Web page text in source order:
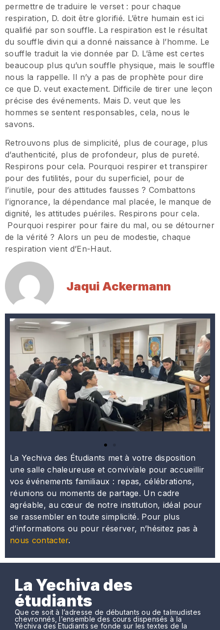
permettre de traduire le verset : pour chaque
respiration, D. doit être glorifié. L’être humain est ici
qualifié par son souffle. La respiration est le résultat
du souffle divin qui a donné naissance à l’homme. Le
souffle traduit la vie donnée par D. L’âme est certes
beaucoup plus qu’un souffle physique, mais le souffle
nous la rappelle. Il n’y a pas de prophète pour dire
ce que D. veut exactement. Difficile de tirer une leçon
précise des événements. Mais D. veut que les
hommes se sentent responsables, cela, nous le
savons.
Retrouvons plus de simplicité, plus de courage, plus
d’authenticité, plus de profondeur, plus de pureté.
Respirons pour cela. Pourquoi respirer et transpirer
pour des futilités, pour du superficiel, pour de
l’inutile, pour des attitudes fausses ? Combattons
l’ignorance, la dépendance mal placée, le manque de
dignité, les attitudes puériles. Respirons pour cela.
Pourquoi respirer pour faire du mal, ou se détourner
de la vérité ? Alors un peu de modestie, chaque
respiration vient d’En-Haut.
Jaqui Ackermann
La Yechiva des Étudiants met à votre disposition
une salle chaleureuse et conviviale pour accueillir
vos événements familiaux : repas, célébrations,
réunions ou moments de partage. Un cadre
agréable, au cœur de notre institution, idéal pour
se rassembler en toute simplicité. Pour plus
d’informations ou pour réserver, n’hésitez pas à
nous contacter.
La Yechiva des
étudiants
Que ce soit à l’adresse de débutants ou de talmudistes
chevronnés, l’ensemble des cours dispensés à la
Yéchiva des Etudiants se fonde sur les textes de la